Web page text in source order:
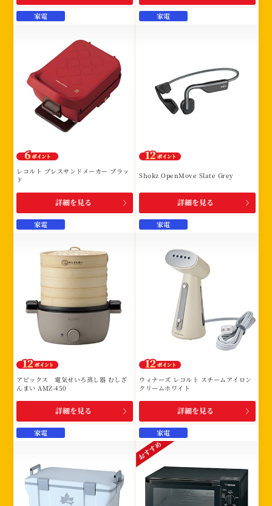
家電
レコルト プレスサンドメーカー ブラッ
ド
詳細を見る
家電
Shokz OpenMove Slate Grey
詳細を見る
家電
アピックス 電気せいろ蒸し器 むしざ
んまい AMZ-450
詳細を見る
家電
ウィナーズ レコルト スチームアイロン
クリームホワイト
詳細を見る
家電 家電